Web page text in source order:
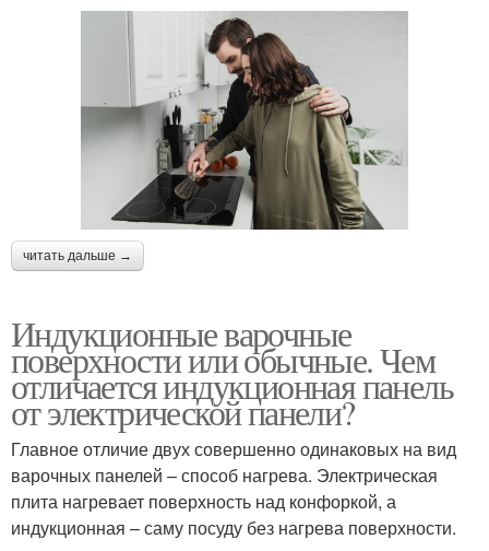
читать дальше →
Индукционные варочные
поверхности или обычные. Чем
отличается индукционная панель
от электрической панели?
Главное отличие двух совершенно одинаковых на вид
варочных панелей – способ нагрева. Электрическая
плита нагревает поверхность над конфоркой, а
индукционная – саму посуду без нагрева поверхности.